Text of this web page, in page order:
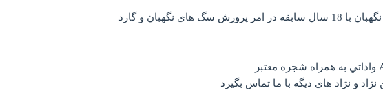
سگ هاي نگهبان و گارد
و نژاد هاي ديگه با ما تماس بگيرد